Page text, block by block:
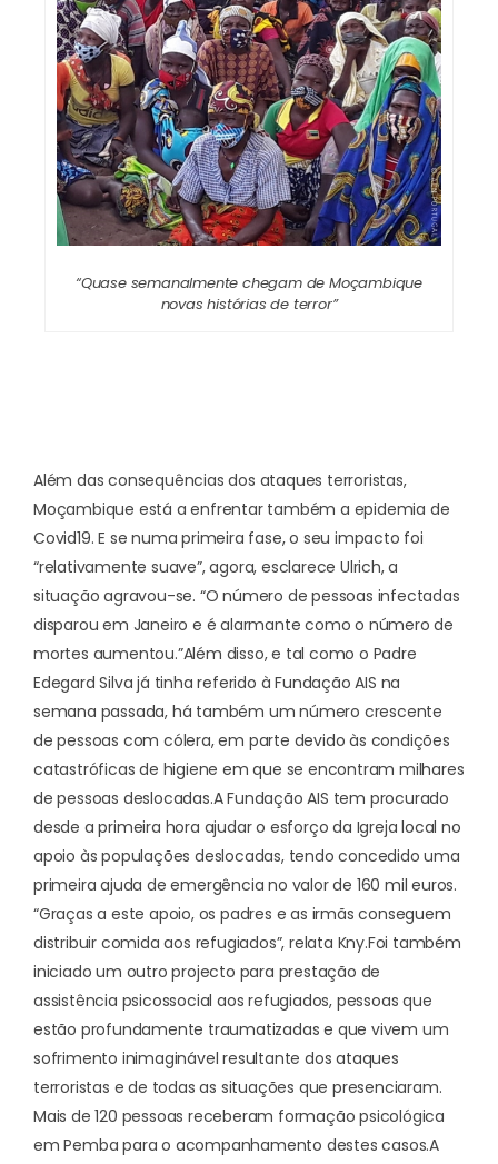
“Quase semanalmente chegam de Moçambique
novas histórias de terror”
Além das consequências dos ataques terroristas,
Moçambique está a enfrentar também a epidemia de
Covid19. E se numa primeira fase, o seu impacto foi
“relativamente suave”, agora, esclarece Ulrich, a
situação agravou-se. “O número de pessoas infectadas
disparou em Janeiro e é alarmante como o número de
mortes aumentou.”Além disso, e tal como o Padre
Edegard Silva já tinha referido à Fundação AIS na
semana passada, há também um número crescente
de pessoas com cólera, em parte devido às condições
catastróficas de higiene em que se encontram milhares
de pessoas deslocadas.A Fundação AIS tem procurado
desde a primeira hora ajudar o esforço da Igreja local no
apoio às populações deslocadas, tendo concedido uma
primeira ajuda de emergência no valor de 160 mil euros.
“Graças a este apoio, os padres e as irmãs conseguem
distribuir comida aos refugiados”, relata Kny.Foi também
iniciado um outro projecto para prestação de
assistência psicossocial aos refugiados, pessoas que
estão profundamente traumatizadas e que vivem um
sofrimento inimaginável resultante dos ataques
terroristas e de todas as situações que presenciaram.
Mais de 120 pessoas receberam formação psicológica
em Pemba para o acompanhamento destes casos.A